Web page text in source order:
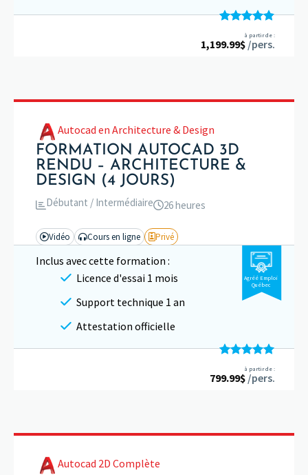
Note4.83
sur 5
à partir de :
1,199.99$ /pers.
Autocad en Architecture & Design
FORMATION AUTOCAD 3D
RENDU – ARCHITECTURE &
DESIGN (4 JOURS)
Débutant / Intermédiaire 26 heures
Vidéo Cours en ligne Privé
Inclus avec cette formation :
Licence d'essai 1 mois
Support technique 1 an
Attestation officielle
Agréé Emploi
Québec
Note 5.00
sur 5
à partir de :
799.99$ /pers.
Autocad 2D Complète